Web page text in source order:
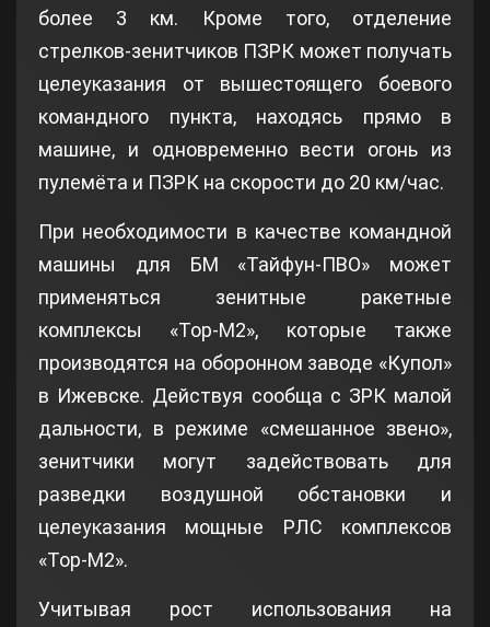
более 3 км. Кроме того, отделение
стрелков-зенитчиков ПЗРК может получать
целеуказания от вышестоящего боевого
командного пункта, находясь прямо в
машине, и одновременно вести огонь из
пулемёта и ПЗРК на скорости до 20 км/час.
При необходимости в качестве командной
машины для БМ «Тайфун-ПВО» может
применяться зенитные ракетные
комплексы «Тор-М2», которые также
производятся на оборонном заводе «Купол»
в Ижевске. Действуя сообща с ЗРК малой
дальности, в режиме «смешанное звено»,
зенитчики могут задействовать для
разведки воздушной обстановки и
целеуказания мощные РЛС комплексов
«Тор-М2».
Учитывая рост использования на